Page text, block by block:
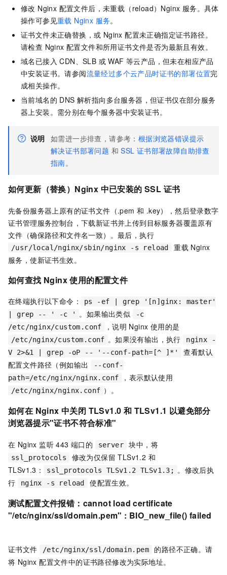
修改 Nginx 配置文件后，未重载（reload）Nginx 服务。具体
操作可参见重载 Nginx 服务。
证书文件未正确替换，或 Nginx 配置未正确指定证书路径。
请检查 Nginx 配置文件和所用证书文件是否为最新且有效。
域名已接入 CDN、SLB 或 WAF 等云产品，但未在相应产品
中安装证书。请参阅流量经过多个云产品时证书的部署位置完
成相关操作。
当前域名的 DNS 解析指向多台服务器，但证书仅在部分服务
器上安装。需分别在每个服务器中安装证书。
说明 如需进一步排查，请参考： 根据浏览器错误提示
解决证书部署问题 和SSL 证书部署故障自助排查
指南。
如何更新（替换）Nginx 中已安装的 SSL 证书
先备份服务器上原有的证书文件（.pem 和 .key），然后登录数字
证书管理服务控制台，下载新证书并上传到目标服务器覆盖原有
文件（确保路径和文件名一致）。最后，执行
/usr/local/nginx/sbin/nginx -s reload
重载 Nginx
服务，使新证书生效。
如何查找 Nginx 使用的配置文件
在终端执行以下命令：
ps -ef | grep '[n]ginx: master'
| grep -- ' -c '
。如果输出类似
-c
/etc/nginx/custom.conf
，说明 Nginx 使用的是
/etc/nginx/custom.conf 。如果没有输出，执行
nginx -
V 2>&1 | grep -oP -- '--conf-path=[^ ]*'
查看默认
配置文件路径（例如输出
--conf-
path=/etc/nginx/nginx.conf
，表示默认使用
/etc/nginx/nginx.conf ）。
如何在 Nginx 中关闭 TLSv1.0 和 TLSv1.1 以避免部分
浏览器提示"证书不符合标准"
在 Nginx 监听 443 端口的 server 块中，将
ssl_protocols
修改为仅保留 TLSv1.2 和
TLSv1.3：
ssl_protocols TLSv1.2 TLSv1.3; 。修改后执
行
nginx -s reload 使配置生效。
测试配置文件报错：cannot load certificate
"/etc/nginx/ssl/domain.pem" : BIO_new_file() failed
证书文件 /etc/nginx/ssl/domain.pem
的路径不正确。请
将 Nginx 配置文件中的证书路径修改为实际地址。